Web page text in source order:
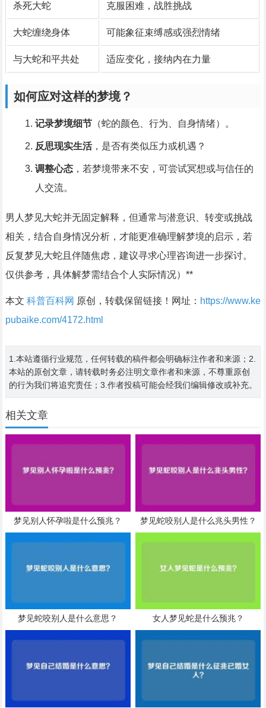
杀死大蛇 克服困难，战胜挑战
大蛇缠绕身体 可能象征束缚感或强烈情绪
与大蛇和平共处 适应变化，接纳内在力量
如何应对这样的梦境？
记录梦境细节（蛇的颜色、行为、自身情绪）。
反思现实生活，是否有类似压力或机遇？
调整心态，若梦境带来不安，可尝试冥想或与信任的
人交流。
男人梦见大蛇并无固定解释，但通常与潜意识、转变或挑战
相关，结合自身情况分析，才能更准确理解梦境的启示，若
反复梦见大蛇且伴随焦虑，建议寻求心理咨询进一步探讨。
仅供参考，具体解梦需结合个人实际情况）**
本文 科普百科网 原创，转载保留链接！网址： https://www.ke
pubaike.com/4172.html
1.本站遵循行业规范，任何转载的稿件都会明确标注作者和来源；2.
本站的原创文章，请转载时务必注明文章作者和来源，不尊重原创
的行为我们将追究责任；3.作者投稿可能会经我们编辑修改或补充。
相关文章
梦见别人怀孕啦是什么预兆？ 梦见蛇咬别人是什么兆头男性？
梦见蛇咬别人是什么意思？ 女人梦见蛇是什么预兆？